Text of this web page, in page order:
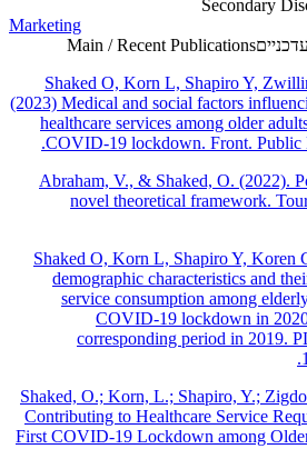
Secondary
Marketing
Main / Recent Publications
Shaked O, Korn L, Shapiro Y,
(2023) Medical and social factors
healthcare services among older
COVID-19 lockdown. Front. Public
Abraham, V., & Shaked, O. (2022).
novel theoretical framework.
Shaked O, Korn L, Shapiro Y, Koren
demographic characteristics and
service consumption among
COVID-19 lockdown in
corresponding period in 2019.
Shaked, O.; Korn, L.; Shapiro, Y.;
Contributing to Healthcare Service
First COVID-19 Lockdown among